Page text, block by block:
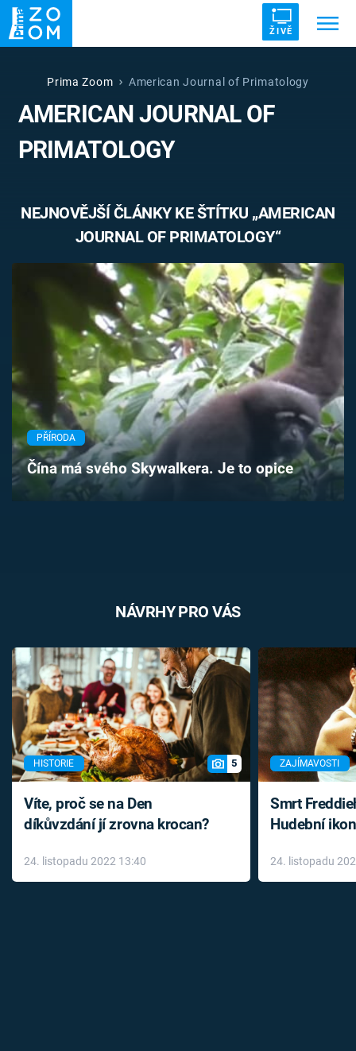
ŽIVĚ
Trendy: ZRÁDCI UFO DRUHÁ SVĚTOVÁ VÁLKA
ZÁHADY VETŘELCI DÁVNOVĚKU
Témata
TV Program
Časopis
Sledujte prima+
Přihlášení
Prima Zoom American Journal of Primatology
AMERICAN JOURNAL OF
PRIMATOLOGY
NEJNOVĚJŠÍ ČLÁNKY KE ŠTÍTKU „AMERICAN
JOURNAL OF PRIMATOLOGY“
PŘÍRODA
Čína má svého Skywalkera. Je to opice
NÁVRHY PRO VÁS
HISTORIE 5
Víte, proč se na Den
díkůvzdání jí zrovna krocan?
24. listopadu 2022 13:40
ZAJÍMAVOSTI
Smrt
Hudební
léky
24. listopadu